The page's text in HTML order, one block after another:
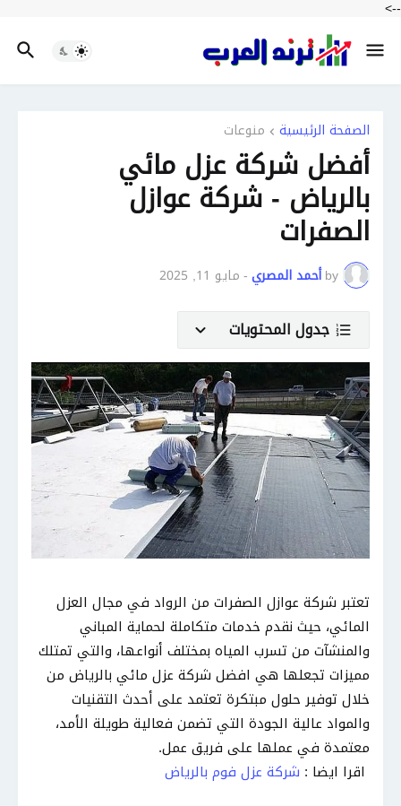
-->
الصفحة الرئيسية منوعات
أفضل شركة عزل مائي
بالرياض - شركة عوازل
الصفرات
byأحمد المصري-مايو 11, 2025
جدول المحتويات
تعتبر شركة عوازل الصفرات من الرواد في مجال العزل
المائي، حيث نقدم خدمات متكاملة لحماية المباني
والمنشآت من تسرب المياه بمختلف أنواعها، والتي تمتلك
مميزات تجعلها هي افضل شركة عزل مائي بالرياض من
خلال توفير حلول مبتكرة تعتمد على أحدث التقنيات
والمواد عالية الجودة التي تضمن فعالية طويلة الأمد،
معتمدة في عملها على فريق عمل.
اقرا ايضا : شركة عزل فوم بالرياض